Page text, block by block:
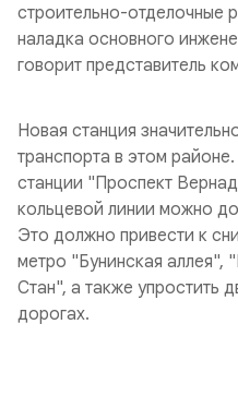
строительно-отделочные
наладка основного
говорит
Новая станция
транспорта в этом
станции "Проспект
кольцевой линии можно
Это должно привести к
метро "Бунинская аллея",
Стан", а также упростить